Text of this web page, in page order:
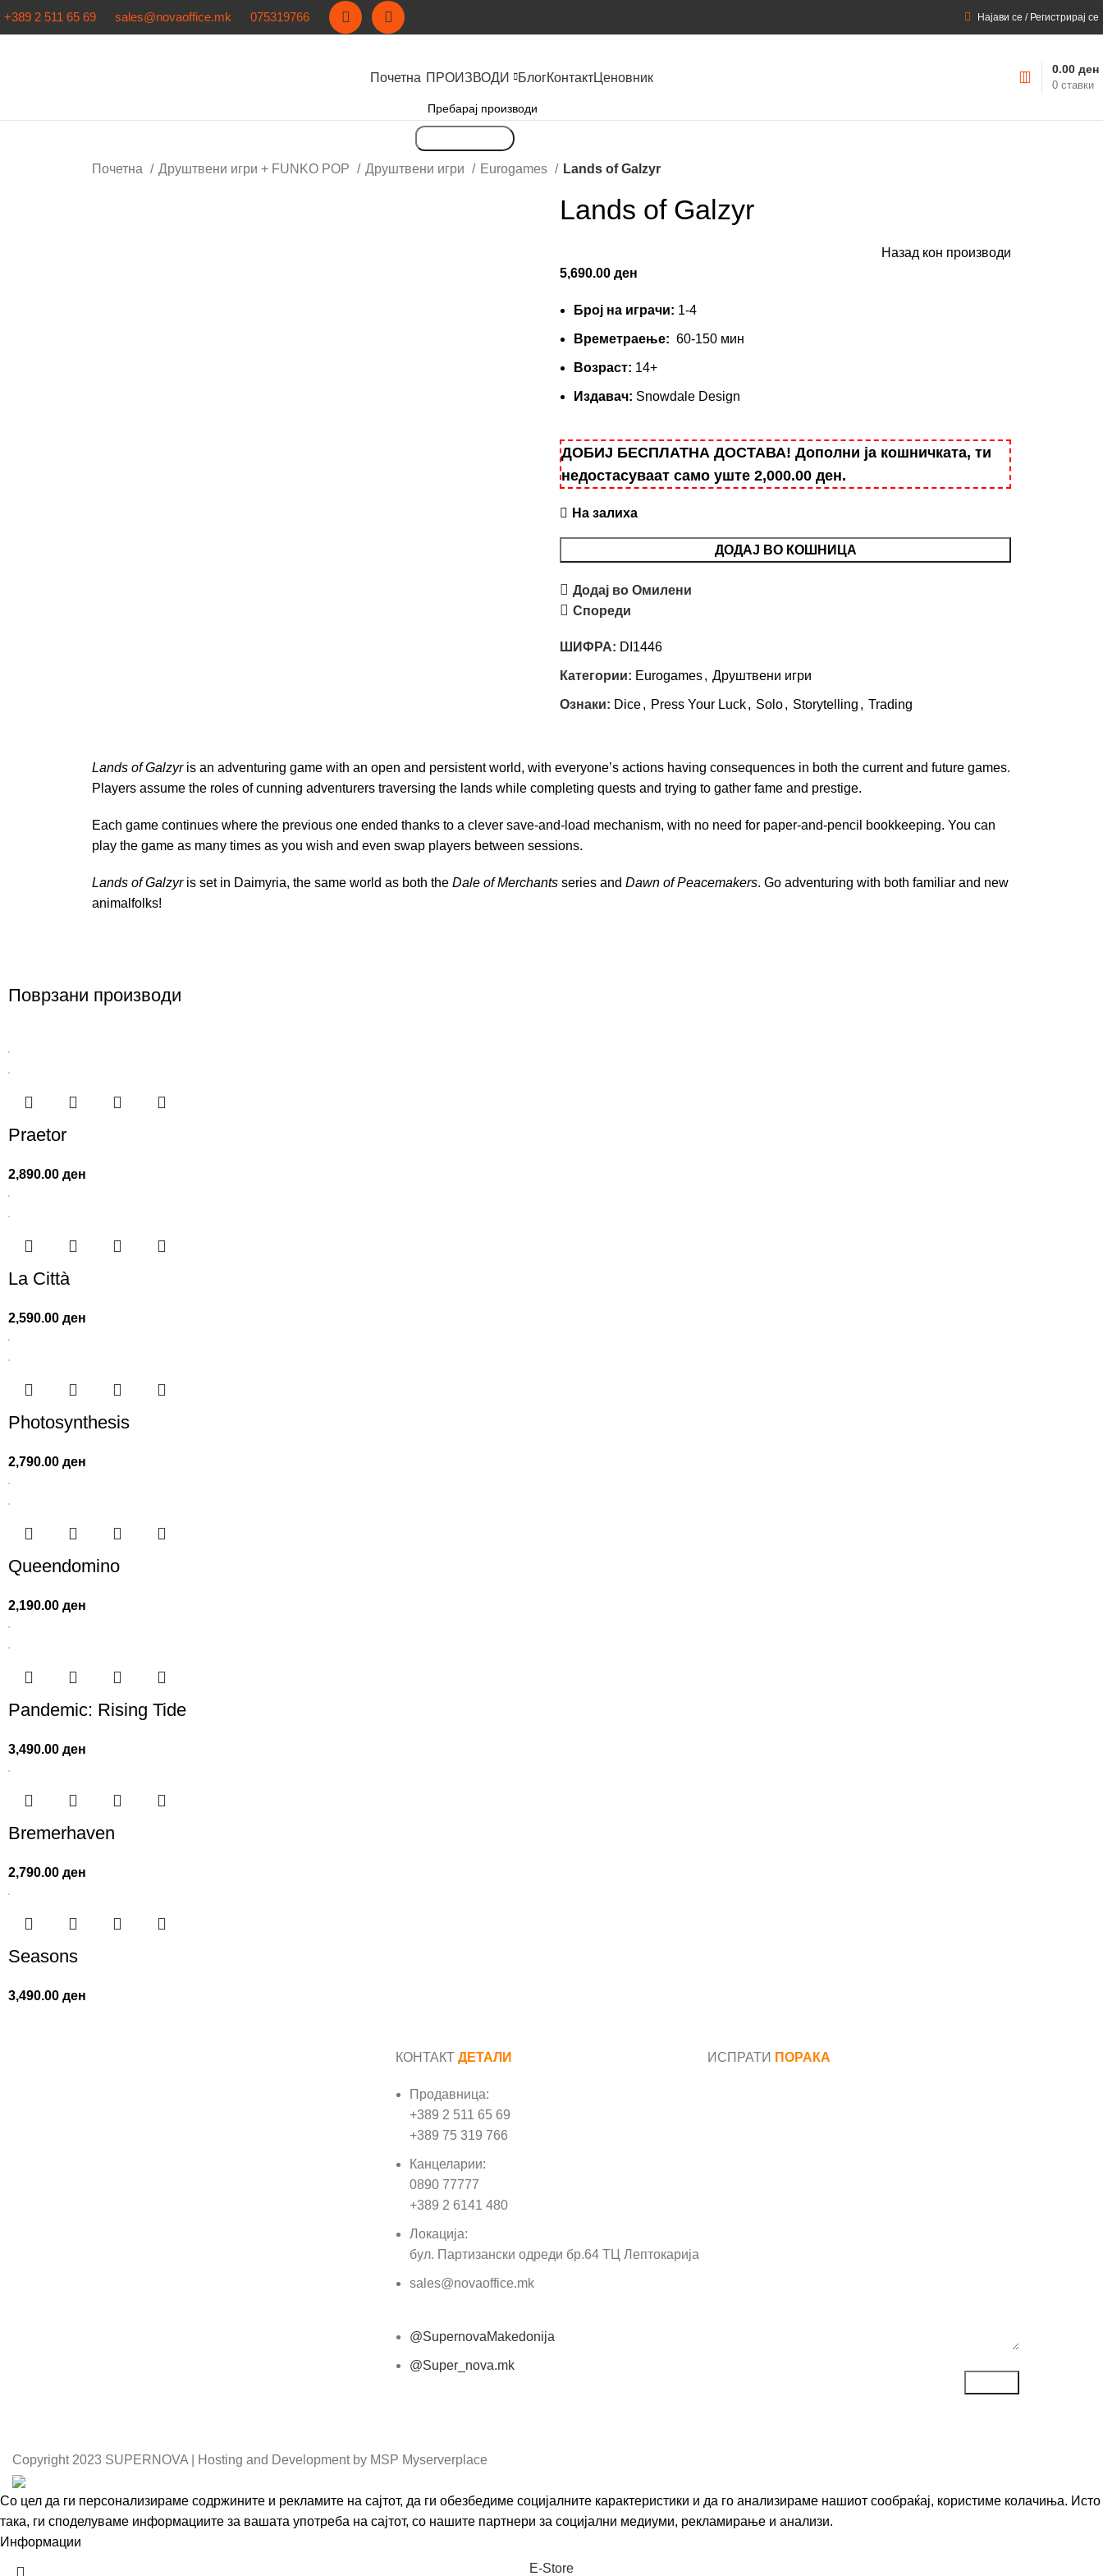
+389 2 511 65 69 sales@novaoffice.mk 075319766 Најави се / Регистрирај се
Почетна ПРОИЗВОДИ БлогКонтактЦеновник
0 ставки
0.00 ден
Почетна Друштвени игри + FUNKO POP Друштвени игри Eurogames Lands of Galzyr
Lands of Galzyr
Назад кон производи
5,690.00 ден
Број на играчи: 1-4
Времетраење: 60-150 мин
Вoзраст: 14+
Издавач: Snowdale Design
ДОБИЈ БЕСПЛАТНА ДОСТАВА! Дополни ја кошничката, ти
недостасуваат само уште 2,000.00 ден.
На залиха
ДОДАЈ ВО КОШНИЦА
Додај во Омилени
Спореди
ШИФРА: DI1446
Категории: Eurogames, Друштвени игри
Ознаки: Dice, Press Your Luck, Solo, Storytelling , Trading
Lands of Galzyris an adventuring game with an open and persistent world, with everyone’s actions having consequences in both the current and future games.
Players assume the roles of cunning adventurers traversing the lands while completing quests and trying to gather fame and prestige.
Each game continues where the previous one ended thanks to a clever save-and-load mechanism, with no need for paper-and-pencil bookkeeping. You can
play the game as many times as you wish and even swap players between sessions.
Lands of Galzyris set in Daimyria, the same world as both the Dale of Merchants series and Dawn of Peacemakers. Go adventuring with both familiar and new
animalfolks!
Поврзани производи
Praetor
2,890.00ден
La Città
2,590.00ден
Photosynthesis
2,790.00ден
Queendomino
2,190.00ден
Pandemic: Rising Tide
3,490.00ден
Bremerhaven
2,790.00ден
Seasons
3,490.00ден
КОНТАКТ ДЕТАЛИ
Продавница:
+389 2 511 65 69
+389 75 319 766
Канцеларии:
0890 77777
+389 2 6141 480
Локација:
бул. Партизански одреди бр.64 ТЦ Лептокарија
sales@novaoffice.mk
@SupernovaMakedonija
@Super_nova.mk
ИСПРАТИ ПОРАКА
Copyright 2023 SUPERNOVA | Hosting and Development by MSP Myserverplace
Со цел да ги персонализираме содржините и рекламите на сајтот, да ги обезбедиме социјалните карактеристики и да го анализираме нашиот сообраќај, користиме колачиња. Исто
така, ги споделуваме информациите за вашата употреба на сајтот, со нашите партнери за социјални медиуми, рекламирање и анализи.
Информации
Е-Store